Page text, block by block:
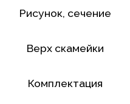
Рисунок, сечение
Верх скамейки
Комплектация